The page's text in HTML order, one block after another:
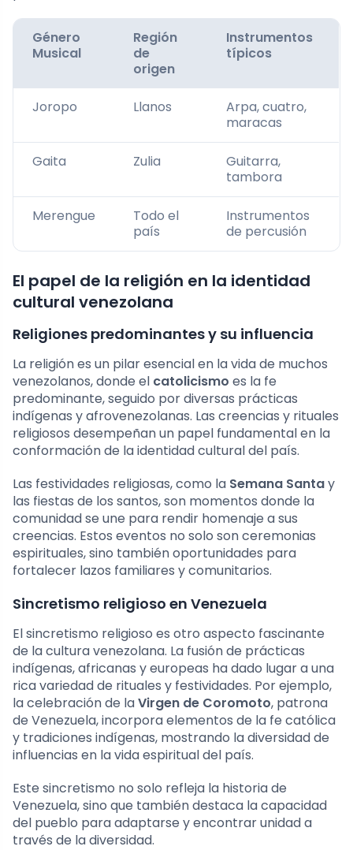
Género
Musical
Región
de
origen
Instrumentos
típicos
Joropo Llanos
Arpa, cuatro,
maracas
Gaita Zulia
Guitarra,
tambora
Merengue
Todo el
país
Instrumentos
de percusión
El papel de la religión en la identidad
cultural venezolana
Religiones predominantes y su influencia
La religión es un pilar esencial en la vida de muchos
venezolanos, donde el catolicismo es la fe
predominante, seguido por diversas prácticas
indígenas y afrovenezolanas. Las creencias y rituales
religiosos desempeñan un papel fundamental en la
conformación de la identidad cultural del país.
Las festividades religiosas, como la Semana Santay
las fiestas de los santos, son momentos donde la
comunidad se une para rendir homenaje a sus
creencias. Estos eventos no solo son ceremonias
espirituales, sino también oportunidades para
fortalecer lazos familiares y comunitarios.
Sincretismo religioso en Venezuela
El sincretismo religioso es otro aspecto fascinante
de la cultura venezolana. La fusión de prácticas
indígenas, africanas y europeas ha dado lugar a una
rica variedad de rituales y festividades. Por ejemplo,
la celebración de laVirgen de Coromoto, patrona
de Venezuela, incorpora elementos de la fe católica
y tradiciones indígenas, mostrando la diversidad de
influencias en la vida espiritual del país.
Este sincretismo no solo refleja la historia de
Venezuela, sino que también destaca la capacidad
del pueblo para adaptarse y encontrar unidad a
través de la diversidad.